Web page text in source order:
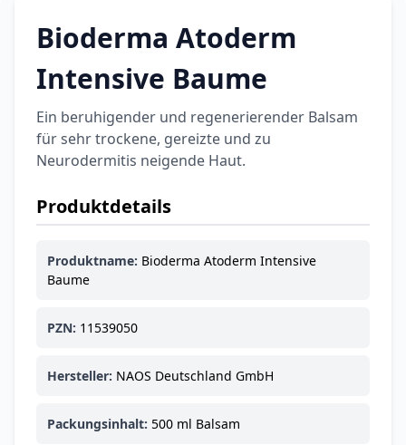
Categories
&
Gesundheit
Products
Durex Gefühlsecht
Classic Kondome
ARZNEIMITTEL & GESUNDHEIT
Gleitgel
Bioderma Atoderm
Intensive Baume
Ein beruhigender und regenerierender Balsam
für sehr trockene, gereizte und zu
Neurodermitis neigende Haut.
Produktdetails
Produktname: Bioderma Atoderm Intensive
Baume
PZN: 11539050
Hersteller: NAOS Deutschland GmbH
Packungsinhalt: 500 ml Balsam